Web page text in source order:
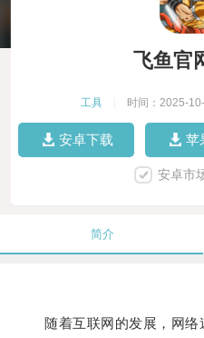
飞鱼官
工具 时间：2025-
安卓下载 苹
安卓市
简介
随着互联网的发展，网络